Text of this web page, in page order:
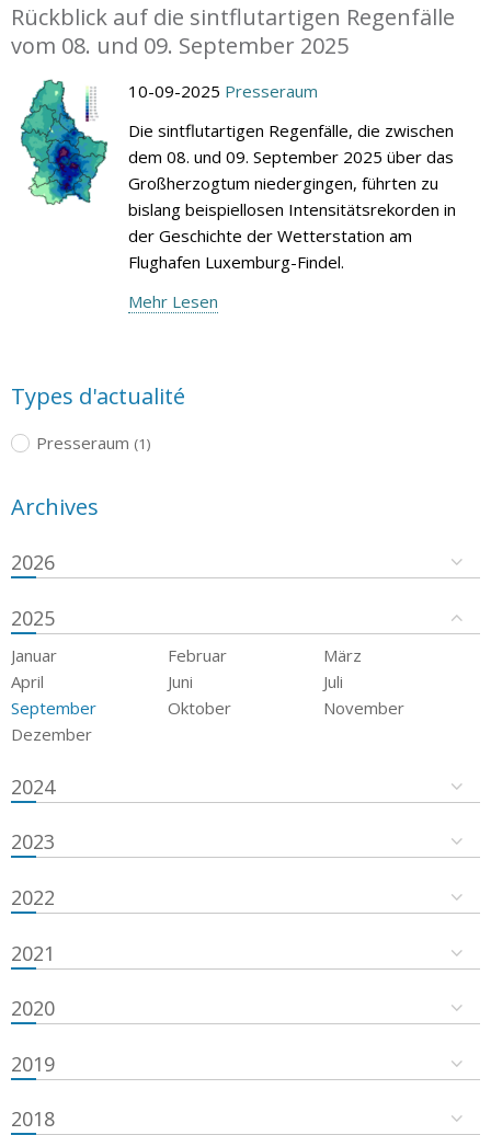
Rückblick auf die sintflutartigen Regenfälle
vom 08. und 09. September 2025
10-09-2025 Presseraum
Die sintflutartigen Regenfälle, die zwischen
dem 08. und 09. September 2025 über das
Großherzogtum niedergingen, führten zu
bislang beispiellosen Intensitätsrekorden in
der Geschichte der Wetterstation am
Flughafen Luxemburg-Findel.
Mehr Lesen
Types d'actualité
Presseraum (1)
Archives
2026
2025
Januar Februar
März
April
Juni
Juli
September
Oktober
November
Dezember
2024
2023
2022
2021
2020
2019
2018